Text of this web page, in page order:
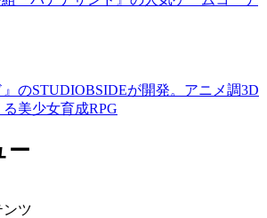
』のSTUDIOBSIDEが開発。アニメ調3D
美少女育成RPG
ー
ンツ